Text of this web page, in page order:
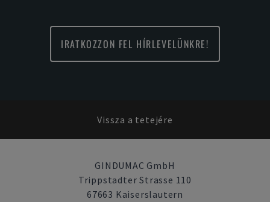
IRATKOZZON FEL HÍRLEVELÜNKRE!
Vissza a tetejére
GINDUMAC GmbH
Trippstadter Strasse 110
67663 Kaiserslautern